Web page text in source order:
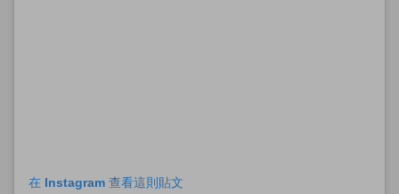
在 Instagram 查看這則貼文